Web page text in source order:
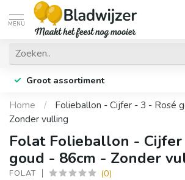
MENU
Groot assortiment
Home /
Folieballon - Cijfer - 3 - Rosé
Zonder vulling
Folat Folieballon - Cijfer
goud - 86cm - Zonder
FOLAT (0)